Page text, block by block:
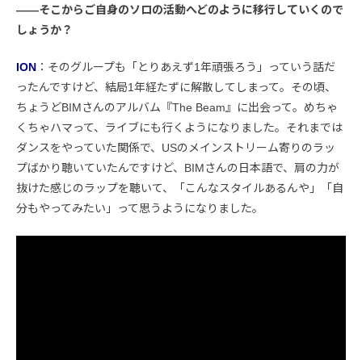
――そこからご自身のソロの活動へどのように移行していくので
しょうか？
ION ：そのグループも「とりあえず1年頑張ろう」っていう話だ
ったんですけど、結局1年経たずに解散してしまって。その頃、
ちょうどBIMさんのアルバム『The Beam』に出会って。めちゃ
くちゃハマって、ライブにも行くようになりました。それまでは
ダンスをやっていた関係で、USのメインストリーム寄りのラッ
プばかり聴いていたんですけど、BIMさんの日本語で、肩の力が
抜けた感じのラップを聴いて、「こんなスタイルあるんや」「自
分もやってみたい」って思うようになりました。